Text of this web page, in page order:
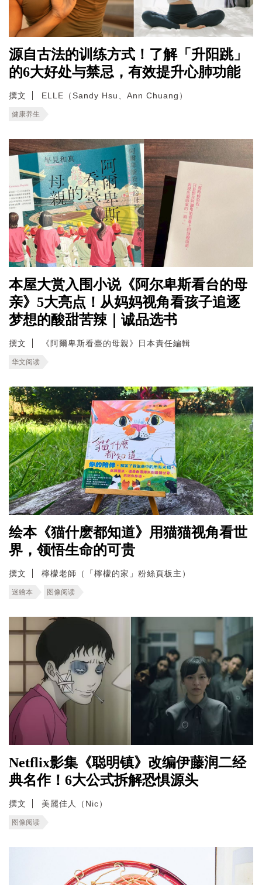
源自古法的训练方式！了解「升阳跳」
的6大好处与禁忌，有效提升心肺功能
撰文 ELLE（Sandy Hsu、Ann Chuang）
健康养生
本屋大赏入围小说《阿尔卑斯看台的母
亲》5大亮点！从妈妈视角看孩子追逐
梦想的酸甜苦辣｜诚品选书
撰文 《阿爾卑斯看臺的母親》日本責任編輯
华文阅读
绘本《猫什麽都知道》用猫猫视角看世
界，领悟生命的可贵
撰文 檸檬老師（「檸檬的家」粉絲頁板主）
迷繪本 图像阅读
Netflix影集《聪明镇》改编伊藤润二经
典名作！6大公式拆解恐惧源头
撰文 美麗佳人（Nic）
图像阅读